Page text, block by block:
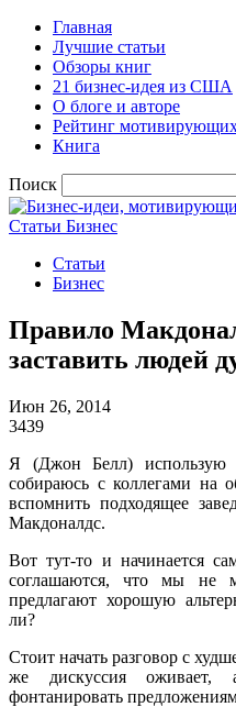
Главная
Лучшие статьи
Обзоры книг
21 бизнес-идея из США
О блоге и авторе
Рейтинг
Книга
Поиск
Статьи Бизнес
Статьи
Бизнес
Правило
заставить людей
Июн 26, 2014
3439
Я (Джон Белл) использую
собираюсь с коллегами на
вспомнить подходящее
Макдоналдс.
Вот тут-то и начинается
соглашаются, что мы не
предлагают хорошую
ли?
Стоит начать разговор с
же дискуссия оживает,
фонтанировать